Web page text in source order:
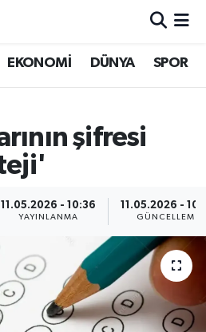
EKONOMİ DÜNYA SPOR
şifresi
11.05.2026 - 10:36
YAYINLANMA
11.05.2026 -
GÜNCELLEME
ve Fikstür